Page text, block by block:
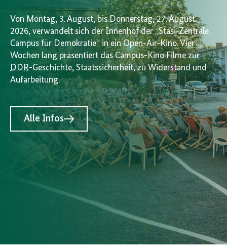
Von Montag, 3. August, bis Donnerstag, 27. August
2026, verwandelt sich der Innenhof der „Stasi-Zentrale.
Campus für Demokratie“ in ein Open-Air-Kino. Vier
Wochen lang präsentiert das Campus-Kino Filme zur
DDR-Geschichte, Staatssicherheit, zu Widerstand und
Aufarbeitung.
Alle Infos